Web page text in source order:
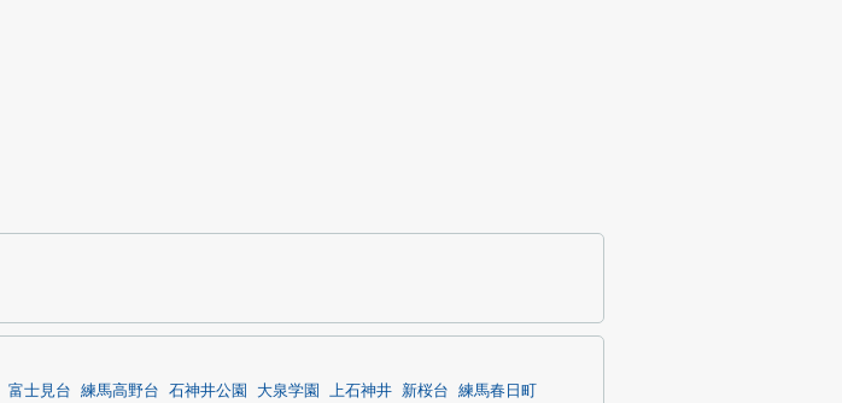
富士見台 練馬高野台 石神井公園 大泉学園 上石神井 新桜台
練馬春日町